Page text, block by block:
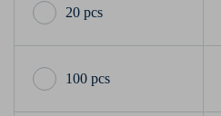
20 pcs
100 pcs